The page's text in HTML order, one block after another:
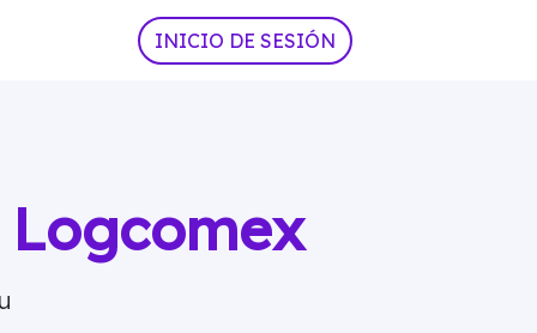
INICIO DE SESIÓN